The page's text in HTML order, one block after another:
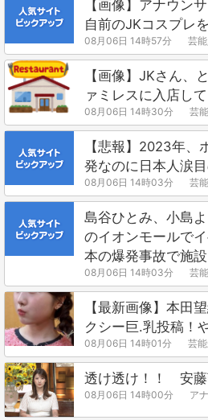
【画像】アナウン
自前のJKコスプレ
08月06日 14時57分 芸
【画像】JKさん、
ァミレスに入店し
08月06日 14時30分 芸
【悲報】2023年、
発なのに日本人涙
08月06日 14時03分 芸
島谷ひとみ、小島
のイオンモールで
本の爆発事故で施
08月06日 14時03分 芸
【最新画像】本田
クシー巨.乳投稿！
08月06日 14時01分 芸
透け透け！！ 安藤
08月06日 14時00分 ア